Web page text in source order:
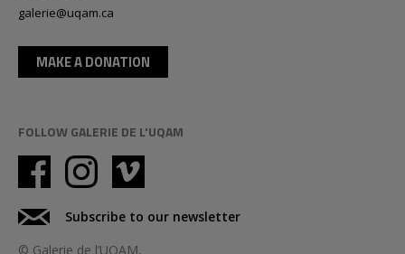
galerie@uqam.ca
MAKE A DONATION
FOLLOW GALERIE DE L'UQAM
Subscribe to our newsletter
© Galerie de l’UQAM,